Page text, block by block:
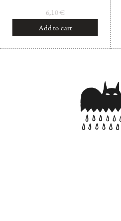
6,10€
Add to cart